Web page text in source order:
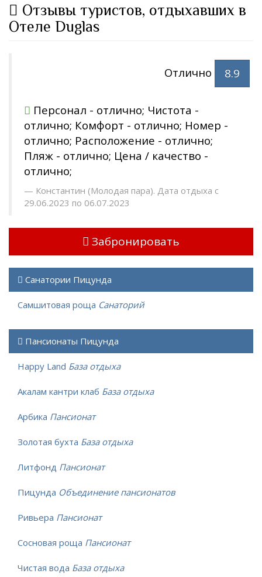
Отзывы туристов, отдыхавших в
Отеле Duglas
Отлично 8.9
Персонал - отлично; Чистота -
отлично; Комфорт - отлично; Номер -
отлично; Расположение - отлично;
Пляж - отлично; Цена / качество -
отлично;
Константин (Молодая пара). Дата отдыха с
29.06.2023 по 06.07.2023
Забронировать
Санатории Пицунда
Самшитовая роща Санаторий
Пансионаты Пицунда
Happy Land База отдыха
Акалам кантри клаб База отдыха
Арбика Пансионат
Золотая бухта База отдыха
Литфонд Пансионат
Пицунда Объединение пансионатов
Ривьера Пансионат
Сосновая роща Пансионат
Чистая вода База отдыха